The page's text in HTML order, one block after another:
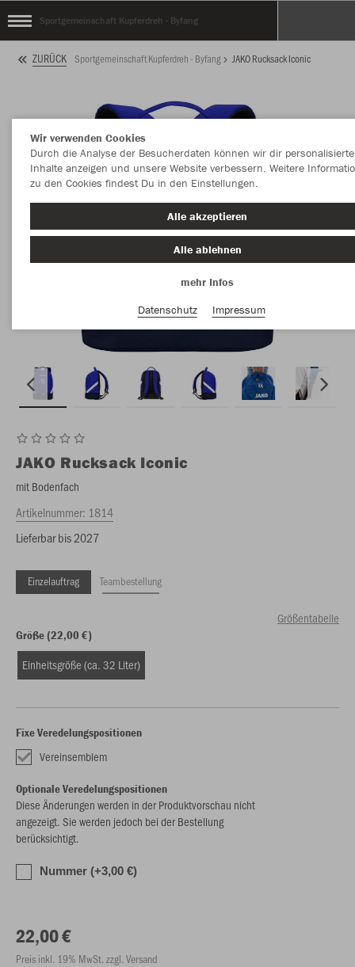
Sportgemeinschaft Kupferdreh - Byfang
ZURÜCK Sportgemeinschaft Kupferdreh - Byfang JAKO Rucksack Iconic
JAKO Rucksack Iconic
mit Bodenfach
Artikelnummer: 1814
Lieferbar bis 2027
Einzelauftrag Teambestellung
Größentabelle
Größe (22,00 €)
Einheitsgröße (ca. 32 Liter)
Fixe Veredelungspositionen
Vereinsemblem
Optionale Veredelungspositionen
Diese Änderungen werden in der Produktvorschau nicht
angezeigt. Sie werden jedoch bei der Bestellung
berücksichtigt.
Nummer (+3,00 €)
22,00 €
Preis inkl. 19% MwSt. zzgl. Versand
Wir verwenden Cookies
Durch die Analyse der Besucherdaten können wir dir personalisierte
Inhalte anzeigen und unsere Website verbessern. Weitere
zu den Cookies findest Du in den Einstellungen.
Alle akzeptieren
Alle ablehnen
mehr Infos
Datenschutz
Impressum